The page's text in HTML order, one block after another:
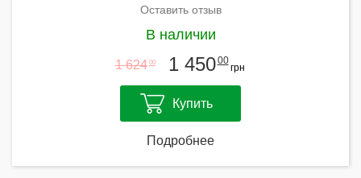
Оставить отзыв
В наличии
1 624 00 1 45000
грн
Купить
Подробнее